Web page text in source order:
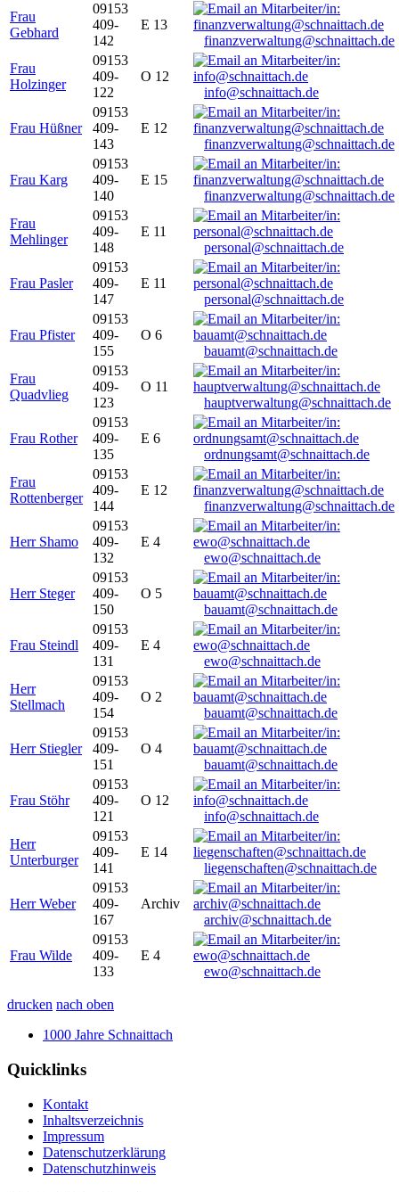
Frau
Gebhard
09153
409-
142
E 13
finanzverwaltung@schnaittach.de
Frau
Holzinger
09153
409-
122
O 12
info@schnaittach.de
Frau Hüßner
09153
409-
143
E 12
finanzverwaltung@schnaittach.de
Frau Karg
09153
409-
140
E 15
finanzverwaltung@schnaittach.de
Frau
Mehlinger
09153
409-
148
E 11
personal@schnaittach.de
Frau Pasler
09153
409-
147
E 11
personal@schnaittach.de
Frau Pfister
09153
409-
155
O 6
bauamt@schnaittach.de
Frau
Quadvlieg
09153
409-
123
O 11
hauptverwaltung@schnaittach.de
Frau Rother
09153
409-
135
E 6
ordnungsamt@schnaittach.de
Frau
Rottenberger
09153
409-
144
E 12
finanzverwaltung@schnaittach.de
Herr Shamo
09153
409-
132
E 4
ewo@schnaittach.de
Herr Steger
09153
409-
150
O 5
bauamt@schnaittach.de
Frau Steindl
09153
409-
131
E 4
ewo@schnaittach.de
Herr
Stellmach
09153
409-
154
O 2
bauamt@schnaittach.de
Herr Stiegler
09153
409-
151
O 4
bauamt@schnaittach.de
Frau Stöhr
09153
409-
121
O 12
info@schnaittach.de
Herr
Unterburger
09153
409-
141
E 14
liegenschaften@schnaittach.de
Herr Weber
09153
409-
167
Archiv
archiv@schnaittach.de
Frau Wilde
09153
409-
133
E 4
ewo@schnaittach.de
drucken nach oben
1000 Jahre Schnaittach
Quicklinks
Kontakt
Inhaltsverzeichnis
Impressum
Datenschutzerklärung
Datenschutzhinweis